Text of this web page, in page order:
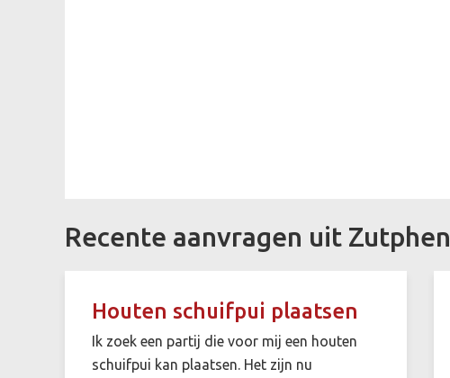
Recente aanvragen uit Zutphen
Houten schuifpui plaatsen
Ik zoek een partij die voor mij een houten
schuifpui kan plaatsen. Het zijn nu